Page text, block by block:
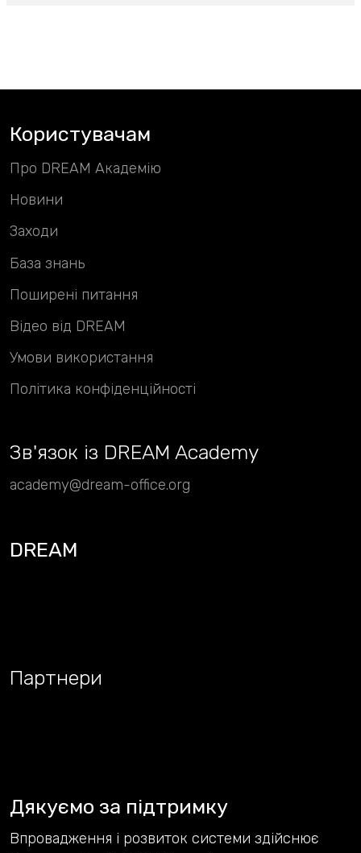
Користувачам
Про DREAM Академію
Новини
Умови використання
Політика конфіденційності
Заходи
База знань
Поширені питання
Відео від DREAM
academy@dream-office.org
Дякуємо за підтримку
Партнери
DREAM
Зв'язок із DREAM Academy
Впровадження і розвиток системи здійснює